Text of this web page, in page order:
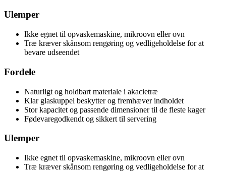
Ulemper
Ikke egnet til opvaskemaskine, mikroovn eller ovn
Træ kræver skånsom rengøring og vedligeholdelse for at
bevare udseendet
Fordele
Naturligt og holdbart materiale i akacietræ
Klar glaskuppel beskytter og fremhæver indholdet
Stor kapacitet og passende dimensioner til de fleste kager
Fødevaregodkendt og sikkert til servering
Ulemper
Ikke egnet til opvaskemaskine, mikroovn eller ovn
Træ kræver skånsom rengøring og vedligeholdelse for at